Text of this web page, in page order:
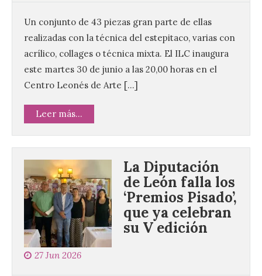
Un conjunto de 43 piezas gran parte de ellas
realizadas con la técnica del estepitaco, varias con
acrílico, collages o técnica mixta. El ILC inaugura
este martes 30 de junio a las 20,00 horas en el
Centro Leonés de Arte […]
Leer más...
La Diputación
de León falla los
‘Premios Pisado’,
que ya celebran
su V edición
27 Jun 2026